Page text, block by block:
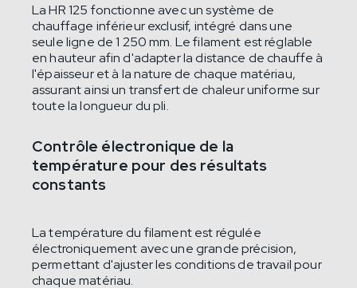
La HR 125 fonctionne avec un système de
chauffage inférieur exclusif, intégré dans une
seule ligne de 1 250 mm. Le filament est réglable
en hauteur afin d'adapter la distance de chauffe à
l'épaisseur et à la nature de chaque matériau,
assurant ainsi un transfert de chaleur uniforme sur
toute la longueur du pli.
Contrôle électronique de la
température pour des résultats
constants
La température du filament est régulée
électroniquement avec une grande précision,
permettant d'ajuster les conditions de travail pour
chaque matériau.